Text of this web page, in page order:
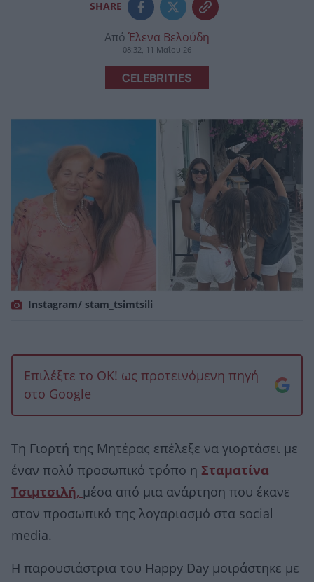
SHARE
Από Έλενα Βελούδη
08:32, 11 Μαΐου 26
CELEBRITIES
Instagram/ stam_tsimtsili
Επιλέξτε το OK! ως προτεινόμενη πηγή
στο Google
Τη Γιορτή της Μητέρας επέλεξε να γιορτάσει με
έναν πολύ προσωπικό τρόπο η Σταματίνα
Τσιμτσιλή, μέσα από μια ανάρτηση που έκανε
στον προσωπικό της λογαριασμό στα social
media.
Η παρουσιάστρια του Happy Day μοιράστηκε με